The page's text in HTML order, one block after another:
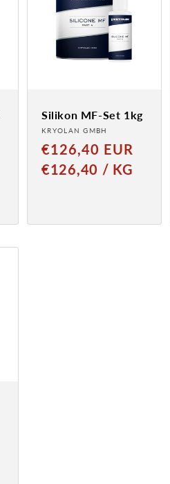
Silikon MF-Set 1kg
Anbieter:
KRYOLAN GMBH
Normaler
Preis
€126,40 EUR
GRUNDPREIS
€126,40 / PRO
KG